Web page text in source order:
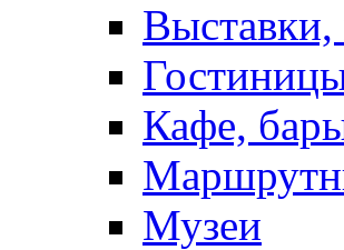
Выставки,
Кафе,
Музеи